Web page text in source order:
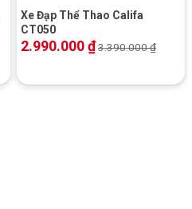
Hợp kim thép Fornix
Xe Đạp Thể Thao Califa
CT050
2.990.000₫3.390.000₫